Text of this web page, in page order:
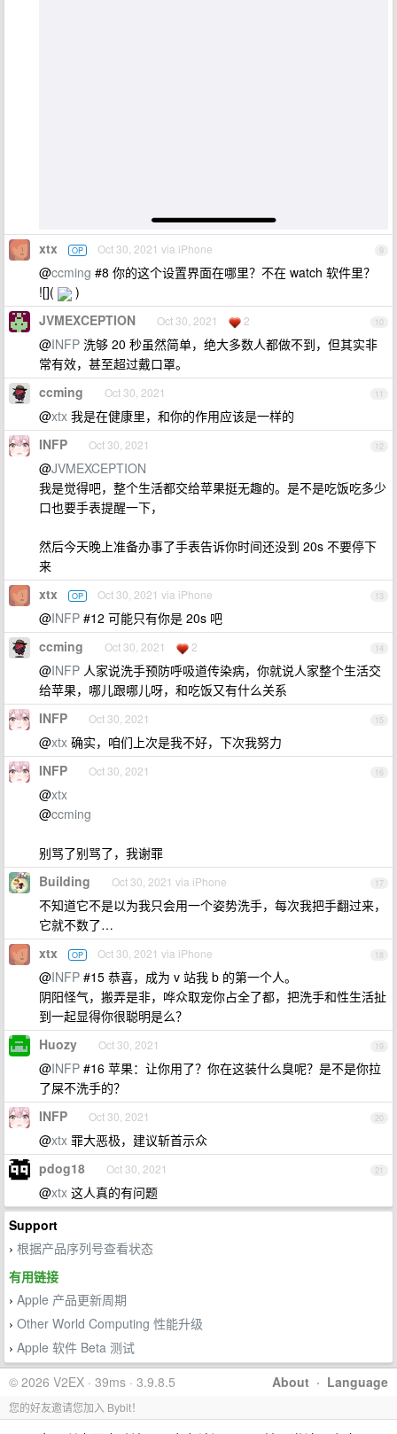
9
xtx OP Oct 30, 2021 via iPhone
@ccming #8 你的这个设置界面在哪里？不在 watch 软件里？
![](
)
10
JVMEXCEPTION Oct 30, 2021 2
@INFP 洗够 20 秒虽然简单，绝大多数人都做不到，但其实非
常有效，甚至超过戴口罩。
11
ccming Oct 30, 2021
@xtx 我是在健康里，和你的作用应该是一样的
12
INFP Oct 30, 2021
@JVMEXCEPTION
我是觉得吧，整个生活都交给苹果挺无趣的。是不是吃饭吃多少
口也要手表提醒一下，
然后今天晚上准备办事了手表告诉你时间还没到 20s 不要停下
来
13
xtx OP Oct 30, 2021 via iPhone
@INFP #12 可能只有你是 20s 吧
14
ccming Oct 30, 2021 2
@INFP 人家说洗手预防呼吸道传染病，你就说人家整个生活交
给苹果，哪儿跟哪儿呀，和吃饭又有什么关系
15
INFP Oct 30, 2021
@xtx 确实，咱们上次是我不好，下次我努力
16
INFP Oct 30, 2021
@xtx
@ccming
别骂了别骂了，我谢罪
17
Building Oct 30, 2021 via iPhone
不知道它不是以为我只会用一个姿势洗手，每次我把手翻过来，
它就不数了…
18
xtx OP Oct 30, 2021 via iPhone
@INFP #15 恭喜，成为 v 站我 b 的第一个人。
阴阳怪气，搬弄是非，哗众取宠你占全了都，把洗手和性生活扯
到一起显得你很聪明是么？
19
Huozy Oct 30, 2021
@INFP #16 苹果：让你用了？你在这装什么臭呢？是不是你拉
了屎不洗手的？
20
INFP Oct 30, 2021
@xtx 罪大恶极，建议斩首示众
21
pdog18 Oct 30, 2021
@xtx 这人真的有问题
Support
› 根据产品序列号查看状态
有用链接
› Apple 产品更新周期
› Other World Computing 性能升级
› Apple 软件 Beta 测试
About · Language
© 2026 V2EX · 39ms · 3.9.8.5
您的好友邀请您加入 Bybit！